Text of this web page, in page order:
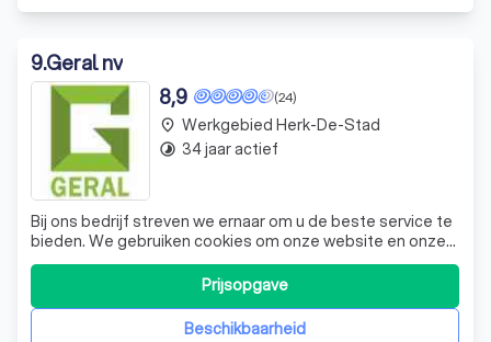
9.Geral nv
(24)
8,9
Bij ons bedrijf streven we ernaar om u de beste service te
bieden. We gebruiken cookies om onze website en onze
service te optimaliseren, zodat we u een naadloze en
gepersonaliseerde ervaring kunnen bieden. Onze
technische opslag en toegang zijn strikt noodzakelijk om
u de specifieke diensten te bie
Beschikbaarheid
Prijsopgave
place Werkgebied Herk-De-Stad
timelapse 34 jaar actief